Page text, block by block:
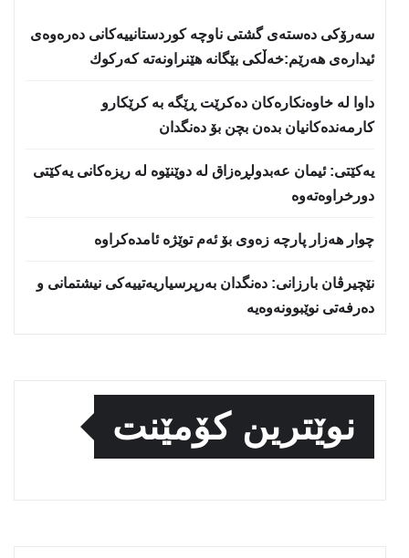
سه‌رۆكی دەستەی گشتی ناوچە كوردستانییەكانی دەرەوەی
ئیدارەی هەرێم:خه‌ڵكی بێگانه‌ هێنراونه‌ته‌ كه‌ركوك
داوا لە خاوەنکارەکان دەکرێت ڕێگە بە کرێکارو
کارمەندەکانیان بدەن بچن بۆ دەنگدان
یه‌كێتی: ئیمان عه‌بدولڕه‌زاق له‌ دوێنێوه‌ له‌ ریزه‌كانی یه‌كێتی
دورخراوه‌ته‌وه‌
چوار هەزار پارچە زەوی بۆ ئەم توێژە ئامدەکراوە
نێچيرڤان بارزانى: دەنگدان بەرپرسیاريه‌تییەکی نیشتمانى و
دەرفەتی نوێبوونەوەیە
نوێترین کۆمێنت